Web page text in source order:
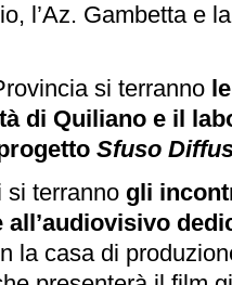
l’Az. Gambetta e
si terranno
di Quiliano e il
Sfuso
si terranno gli
all’audiovisivo
la casa di